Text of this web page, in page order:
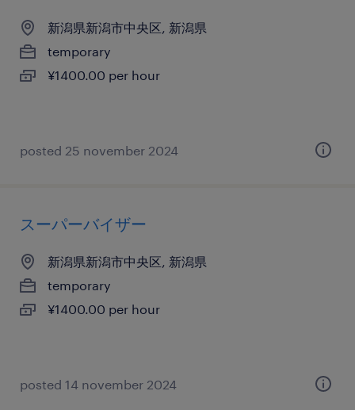
新潟県新潟市中央区, 新潟県
temporary
¥1400.00 per hour
posted 25 november 2024
スーパーバイザー
新潟県新潟市中央区, 新潟県
temporary
¥1400.00 per hour
posted 14 november 2024